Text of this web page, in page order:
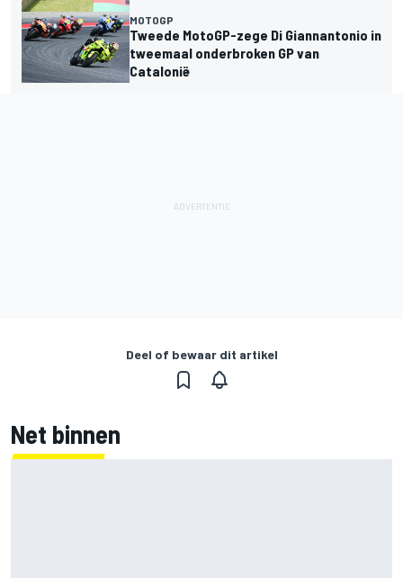
MOTOGP
Tweede MotoGP-zege Di Giannantonio in
tweemaal onderbroken GP van
Catalonië
Deel of bewaar dit artikel
Net binnen